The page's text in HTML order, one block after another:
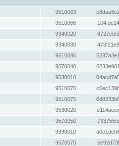
9510063
9510066
9340020
9340030
9510095
9570040
9530010
9510070
9510075
9530020
9570050
9390010
9570070